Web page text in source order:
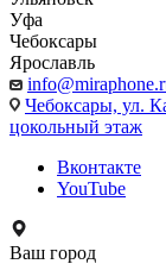
Уфа
Чебоксары
Ярославль
Чебоксары, ул.
цокольный этаж
Вконтакте
YouTube
Ваш город